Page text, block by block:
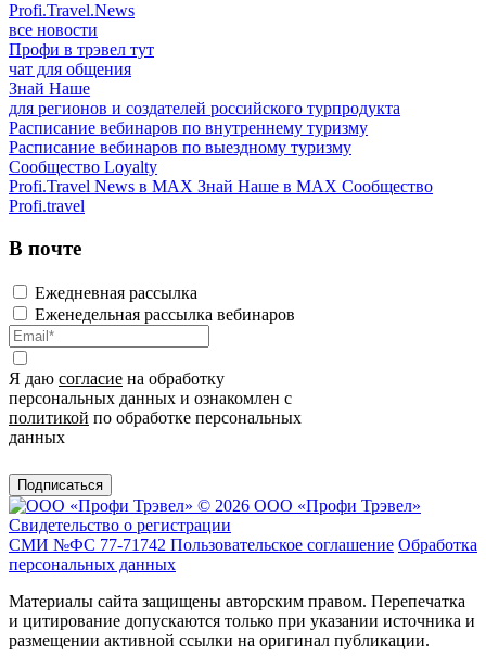
Profi.Travel.News
все новости
Профи в трэвел тут
чат для общения
Знай Наше
для регионов и создателей российского турпродукта
Расписание вебинаров по внутреннему туризму
Расписание вебинаров по выездному туризму
Сообщество Loyalty
Profi.Travel News в MAX Знай Наше в MAX Сообщество
Profi.travel
В почте
Ежедневная рассылка
Еженедельная рассылка вебинаров
Я даю согласие на обработку
персональных данных и ознакомлен с
политикой по обработке персональных
данных
Подписаться
© 2026 ООО «Профи Трэвeл»
Свидетельство о регистрации
СМИ №ФС 77-71742 Пользовательское соглашение Обработка
персональных данных
Материалы сайта защищены авторским правом. Перепечатка
и цитирование допускаются только при указании источника и
размещении активной ссылки на оригинал публикации.